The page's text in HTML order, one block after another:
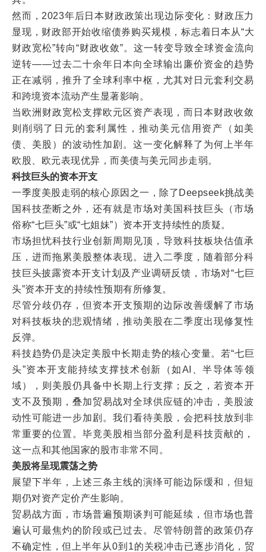
然而，2023年后日本财政政策出现边际变化：财政压力
显现，财政部开始收缩债券购买规模，标志着日本从“大
财政宽松”转向“财政收敛”。这一转变导致全球资金流向
逆转——过去二十余年日本向全球输出廉价资金的趋势
正在减弱，推升了全球利率中枢，尤其对日元套利交易
和跨境资本流动产生显著影响。
当欧洲财政宽松支撑欧元区资产表现，而日本财政收敛
则削弱了日元的套利属性，推动美元信用资产（如美
债、美股）的波动性加剧。这一变化解释了为何上半年
欧股、欧元表现优异，而美债与美元同步走弱。
科技巨头的资本开支
一季度美股走弱的核心原因之一，除了Deepseek挑战美
国科技垄断之外，还有就是市场对美国科技巨头（市场
俗称“七巨头”或“七姐妹”）资本开支持续性的质疑。
市场担忧科技行业创新周期见顶，导致科技板块估值承
压，进而拖累美股整体表现。进入二季度，随着部分科
技巨头披露资本开支计划及产业调研反馈，市场对“七巨
头”资本开支的持续性预期有所修复。
尽管分歧仍存，但资本开支预期的边际改善缓解了市场
对科技板块的悲观情绪，推动美股在二季度出现修复性
反弹。
科技趋势仍是决定美股中长期走势的核心变量。若“七巨
头”资本开支能持续支撑技术创新（如AI、半导体等领
域），则美股仍具备中长期上行支撑；反之，若资本开
支不及预期，叠加贸易战对全球供应链的冲击，美股波
动性可能进一步加剧。我们看待美股，会把科技放到非
常重要的位置。毕竟美股相当部分盈利是科技贡献的，
这一点和其他国家的股市非常不同。
美股将呈现震荡之势
展望下半年，上述三条主线的演绎可能边际缓和，但短
期仍对资产定价产生影响。
贸易战方面，市场普遍预期谈判可能延续，但市场也普
遍认可最焦灼的阶段或已过去。尽管特朗普的政策仍存
不确定性，但上半年从0到1的关税冲击已逐步消化，贸